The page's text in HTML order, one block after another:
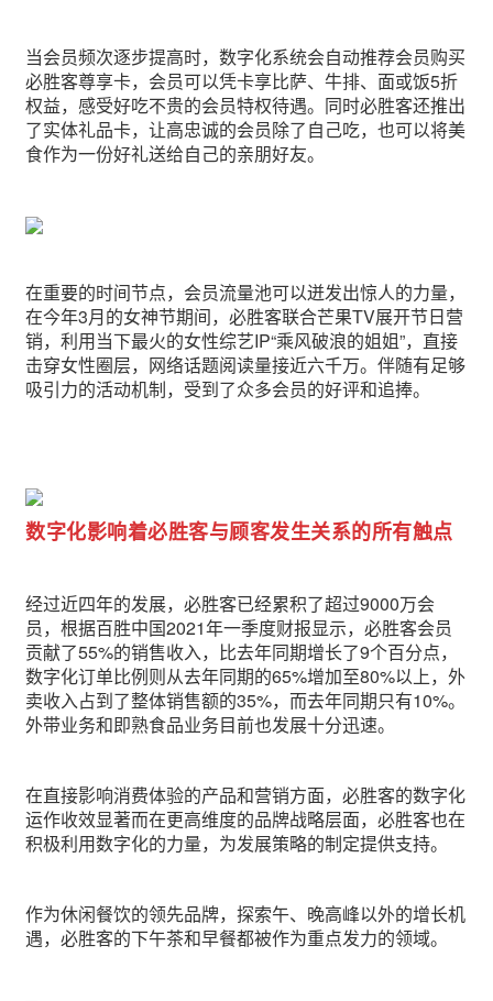
当会员频次逐步提高时，数字化系统会自动推荐会员购买
必胜客尊享卡，会员可以凭卡享比萨、牛排、面或饭5折
权益，感受好吃不贵的会员特权待遇。同时必胜客还推出
了实体礼品卡，让高忠诚的会员除了自己吃，也可以将美
食作为一份好礼送给自己的亲朋好友。
在重要的时间节点，会员流量池可以迸发出惊人的力量，
在今年3月的女神节期间，必胜客联合芒果TV展开节日营
销，利用当下最火的女性综艺IP“乘风破浪的姐姐”，直接
击穿女性圈层，网络话题阅读量接近六千万。伴随有足够
吸引力的活动机制，受到了众多会员的好评和追捧。
数字化影响着必胜客与顾客发生关系的所有触点
经过近四年的发展，必胜客已经累积了超过9000万会
员，根据百胜中国2021年一季度财报显示，必胜客会员
贡献了55%的销售收入，比去年同期增长了9个百分点，
数字化订单比例则从去年同期的65%增加至80%以上，外
卖收入占到了整体销售额的35%，而去年同期只有10%。
外带业务和即熟食品业务目前也发展十分迅速。
在直接影响消费体验的产品和营销方面，必胜客的数字化
运作收效显著而在更高维度的品牌战略层面，必胜客也在
积极利用数字化的力量，为发展策略的制定提供支持。
作为休闲餐饮的领先品牌，探索午、晚高峰以外的增长机
遇，必胜客的下午茶和早餐都被作为重点发力的领域。